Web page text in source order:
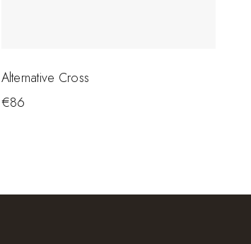
Alternative Cross
€86